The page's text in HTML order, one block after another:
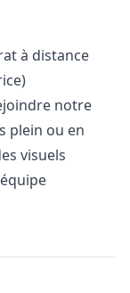
à distance
notre
plein ou en
visuels